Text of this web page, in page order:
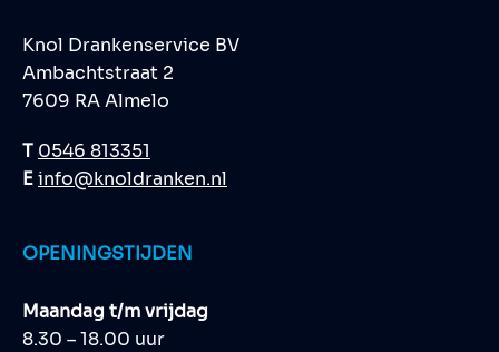
Knol Drankenservice BV
Ambachtstraat 2
7609 RA Almelo
T 0546 813351
Einfo@knoldranken.nl
OPENINGSTIJDEN
Maandag t/m vrijdag
8.30 – 18.00 uur